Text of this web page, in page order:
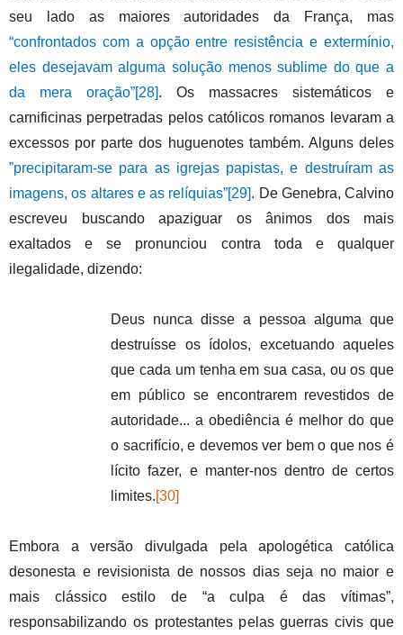
seu lado as maiores autoridades da França, mas
“confrontados com a opção entre resistência e extermínio,
eles desejavam alguma solução menos sublime do que a
da mera oração”[28]. Os massacres sistemáticos e
carnificinas perpetradas pelos católicos romanos levaram a
excessos por parte dos huguenotes também. Alguns deles
”precipitaram-se para as igrejas papistas, e destruíram as
imagens, os altares e as relíquias”[29]. De Genebra, Calvino
escreveu buscando apaziguar os ânimos dos mais
exaltados e se pronunciou contra toda e qualquer
ilegalidade, dizendo:
Deus nunca disse a pessoa alguma que
destruísse os ídolos, excetuando aqueles
que cada um tenha em sua casa, ou os que
em público se encontrarem revestidos de
autoridade... a obediência é melhor do que
o sacrifício, e devemos ver bem o que nos é
lícito fazer, e manter-nos dentro de certos
limites.[30]
Embora a versão divulgada pela apologética católica
desonesta e revisionista de nossos dias seja no maior e
mais clássico estilo de “a culpa é das vítimas”,
responsabilizando os protestantes pelas guerras civis que